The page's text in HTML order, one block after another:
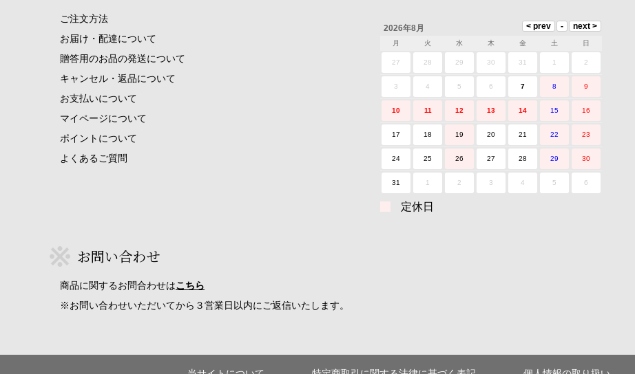
ご注文方法
お届け・配達について
贈答用のお品の発送について
キャンセル・返品について
お支払いについて
マイページについて
ポイントについて
よくあるご質問
2026年8月
月 火 水 木 金 土 日
27 28 29 30 31 1 2
3 4 5 6 7 8 9
10 11 12 13 14 15 16
17 18 19 20 21 22 23
24 25 26 27 28 29 30
31 1 2 3 4 5 6
定休日
お問い合わせ
商品に関するお問合わせはこちら
※お問い合わせいただいてから３営業日以内にご返信いたします。